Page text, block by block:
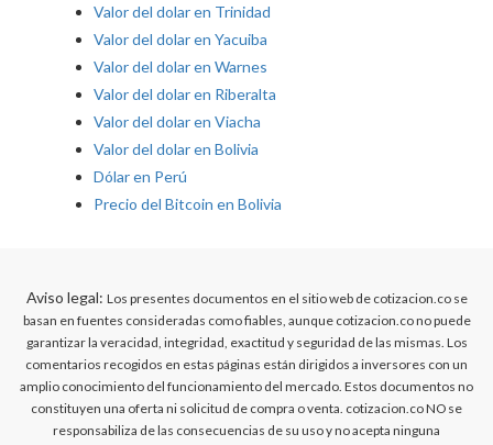
Valor del dolar en Trinidad
Valor del dolar en Yacuiba
Valor del dolar en Warnes
Valor del dolar en Riberalta
Valor del dolar en Viacha
Valor del dolar en Bolivia
Dólar en Perú
Precio del Bitcoin en Bolivia
Aviso legal: Los presentes documentos en el sitio web de cotizacion.co se
basan en fuentes consideradas como fiables, aunque cotizacion.co no puede
garantizar la veracidad, integridad, exactitud y seguridad de las mismas. Los
comentarios recogidos en estas páginas están dirigidos a inversores con un
amplio conocimiento del funcionamiento del mercado. Estos documentos no
constituyen una oferta ni solicitud de compra o venta. cotizacion.co NO se
responsabiliza de las consecuencias de su uso y no acepta ninguna